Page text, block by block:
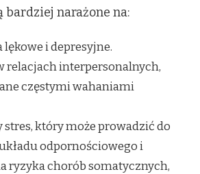
bardziej narażone na:
lękowe i depresyjne.
relacjach interpersonalnych,
częstymi wahaniami
stres, który może prowadzić do
odpornościowego i
ryzyka chorób somatycznych,